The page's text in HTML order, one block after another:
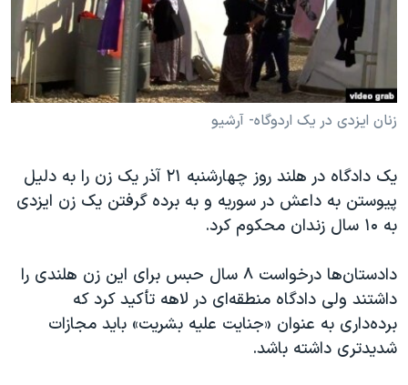
فرهنگ و زندگی
حقوق شهروندی
اقتصادی
علم و فناوری
گالری عکس
آرشیو پخش زنده
مستندها
انتخابات ریاست جمهوری آمریکا ۲۰۲۴
حمله جمهوری اسلامی به اسرائیل
رمز مهسا
اعتراضات زن، زندگی، آزادی
مجموعه مستندهای دادخواهی
دادگاه حمید نوری
چهل سال گروگان‌گیری
قانون شفافیت دارائی کادر رهبری ایران
دنبال کنید
زنان ایزدی در یک اردوگاه- آرشیو
یک دادگاه در هلند روز چهارشنبه ۲۱ آذر یک زن را به دلیل
پیوستن به داعش در سوریه و به برده گرفتن یک زن ایزدی
به ۱۰ سال زندان محکوم کرد.
دادستان‌ها درخواست ۸ سال حبس برای این زن هلندی را
داشتند ولی دادگاه منطقه‌ای در لاهه تأکید کرد که
برده‌داری به عنوان «جنایت علیه بشریت» باید مجازات
شدیدتری داشته باشد.